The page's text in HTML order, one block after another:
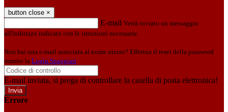
button close ×
E-mail Verrà inviato un messaggio
all'indirizzo indicato con le istruzioni necessarie.
Non hai una e-mail associata al nome utente? Effettua il reset della password
tramite la Login Spaggiari
E-mail inviata, si prega di controllare la casella di posta elettronica!
Errore